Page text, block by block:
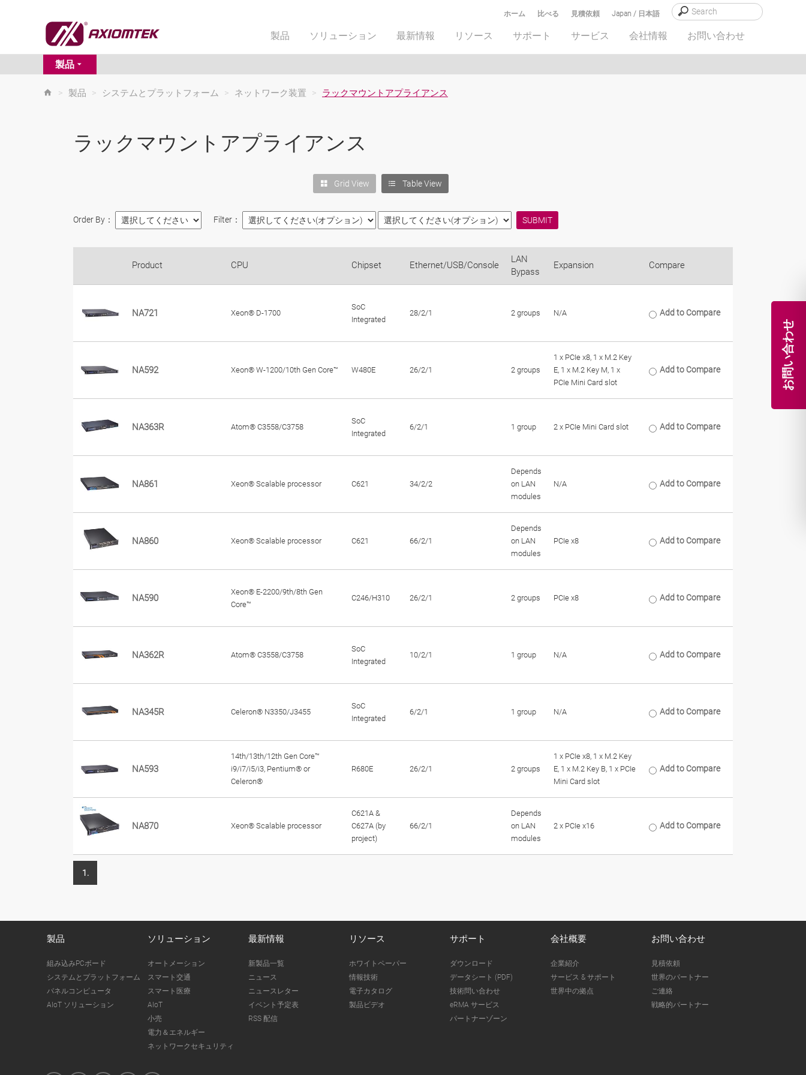
お問い合わせ
Japan / 日本語
見積依頼
比べる
ホーム
製品 ソリューション 最新情報 リソース サポート サービス 会社情報 お問い合わせ
製品
> 製品 > システムとプラットフォーム > ネットワーク装置 > ラックマウントアプライアンス
ラックマウントアプライアンス
Grid View Table View
Order By： Filter：
Product CPU Chipset Ethernet/USB/Console
LAN
Bypass
Expansion Compare
NA721 Xeon® D-1700
SoC
Integrated
28/2/1 2 groups N/A Add to Compare
NA592 Xeon® W-1200/10th Gen Core™ W480E 26/2/1 2 groups
1 x PCIe x8, 1 x M.2 Key
E, 1 x M.2 Key M, 1 x
PCIe Mini Card slot
Add to Compare
NA363R Atom® C3558/C3758
SoC
Integrated
6/2/1 1 group 2 x PCIe Mini Card slot Add to Compare
NA861 Xeon® Scalable processor C621 34/2/2
Depends
on LAN
modules
N/A Add to Compare
NA860 Xeon® Scalable processor C621 66/2/1
Depends
on LAN
modules
PCIe x8 Add to Compare
NA590
Xeon® E-2200/9th/8th Gen
Core™
C246/H310 26/2/1 2 groups PCIe x8 Add to Compare
NA362R Atom® C3558/C3758
SoC
Integrated
10/2/1 1 group N/A Add to Compare
NA345R Celeron® N3350/J3455
SoC
Integrated
6/2/1 1 group N/A Add to Compare
NA593
14th/13th/12th Gen Core™
i9/i7/i5/i3, Pentium® or
Celeron®
R680E 26/2/1 2 groups
1 x PCIe x8, 1 x M.2 Key
E, 1 x M.2 Key B, 1 x PCIe
Mini Card slot
Add to Compare
NA870 Xeon® Scalable processor
C621A &
C627A (by
project)
66/2/1
Depends
on LAN
modules
2 x PCIe x16 Add to Compare
1.
製品
組み込みPCボード
システムとプラットフォーム
パネルコンピュータ
AIoT ソリューション
ソリューション
オートメーション
スマート交通
スマート医療
AIoT
小売
電力＆エネルギー
ネットワークセキュリティ
最新情報
新製品一覧
ニュース
ニュースレター
イベント予定表
RSS 配信
リソース
ホワイトペーパー
情報技術
電子カタログ
製品ビデオ
サポート
ダウンロード
データシート (PDF)
技術問い合わせ
eRMA サービス
パートナーゾーン
会社概要
企業紹介
サービス & サポート
世界中の拠点
お問い合わせ
見積依頼
世界のパートナー
ご連絡
戦略的パートナー